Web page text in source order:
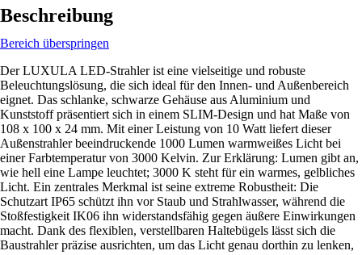
Beschreibung
Bereich überspringen
Der LUXULA LED-Strahler ist eine vielseitige und robuste
Beleuchtungslösung, die sich ideal für den Innen- und Außenbereich
eignet. Das schlanke, schwarze Gehäuse aus Aluminium und
Kunststoff präsentiert sich in einem SLIM-Design und hat Maße von
108 x 100 x 24 mm. Mit einer Leistung von 10 Watt liefert dieser
Außenstrahler beeindruckende 1000 Lumen warmweißes Licht bei
einer Farbtemperatur von 3000 Kelvin. Zur Erklärung: Lumen gibt an,
wie hell eine Lampe leuchtet; 3000 K steht für ein warmes, gelbliches
Licht. Ein zentrales Merkmal ist seine extreme Robustheit: Die
Schutzart IP65 schützt ihn vor Staub und Strahlwasser, während die
Stoßfestigkeit IK06 ihn widerstandsfähig gegen äußere Einwirkungen
macht. Dank des flexiblen, verstellbaren Haltebügels lässt sich die
Baustrahler präzise ausrichten, um das Licht genau dorthin zu lenken,